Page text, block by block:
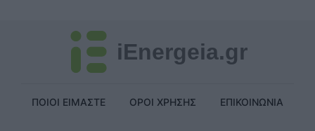
iEnergeia.gr
ΠΟΙΟΙ ΕΙΜΑΣΤΕ ΟΡΟΙ ΧΡΗΣΗΣ ΕΠΙΚΟΙΝΩΝΙΑ